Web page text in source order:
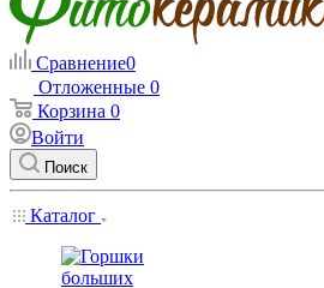
Сравнение0
Отложенные 0
Корзина 0
Войти
Поиск
Каталог